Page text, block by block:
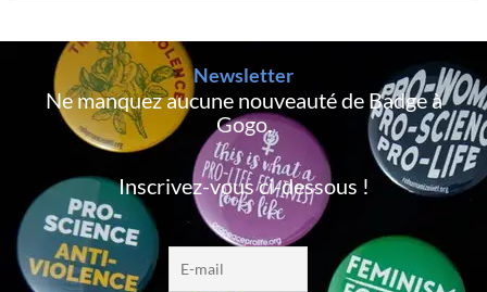
Newsletter
Ne manquez aucune nouveauté de Badge à
Gogo,
Inscrivez-vous ci-dessous !